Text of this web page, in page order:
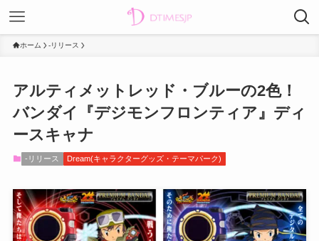
ホーム -リリース
アルティメットレッド・ブルーの2色！
バンダイ『デジモンフロンティア』ディ
ースキャナ
-リリース Dream(キャラクターグッズ・テーマパーク)